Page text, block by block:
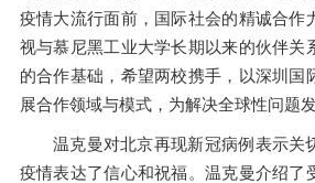
疫情大流行面前，国际社会的精诚合作
视与慕尼黑工业大学长期以来的伙伴关
的合作基础，希望两校携手，以深圳国
展合作领域与模式，为解决全球性问题
温克曼对北京再现新冠病例表示关
疫情表达了信心和祝福。温克曼介绍了